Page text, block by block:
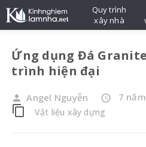
Ứng dụng Đá
trình hiện đại
person Angel Nguyễn access_time 7
content_copy Vật liệu xây dựng
Quy trình
xây nhà